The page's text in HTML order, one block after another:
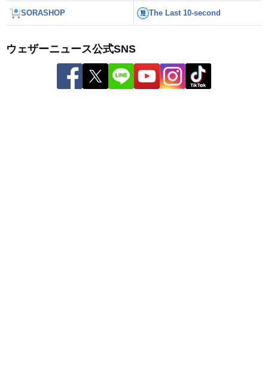
SORASHOP The Last 10-second
ウェザーニュース公式SNS